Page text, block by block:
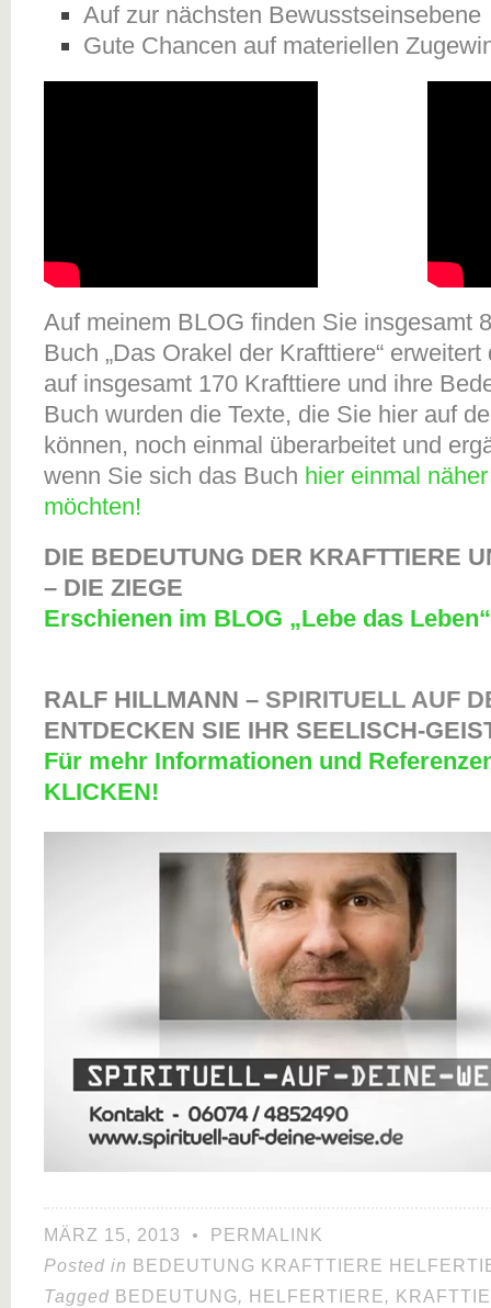
Auf zur nächsten Bewusstseinsebene
Gute Chancen auf materiellen
Auf meinem BLOG finden Sie insgesamt
Buch „Das Orakel der Krafttiere“
auf insgesamt 170 Krafttiere und ihre
Buch wurden die Texte, die Sie hier auf
können, noch einmal überarbeitet und
wenn Sie sich das Buch hier einmal
möchten!
DIE BEDEUTUNG DER KRAFTTIERE
– DIE ZIEGE
Erschienen im BLOG „Lebe das
RALF HILLMANN – SPIRITUELL AUF
ENTDECKEN SIE IHR SEELISCH-
Für mehr Informationen und
KLICKEN!
MÄRZ 15, 2013 •
PERMALINK
Posted in BEDEUTUNG KRAFTTIERE
Tagged BEDEUTUNG, HELFERTIERE,